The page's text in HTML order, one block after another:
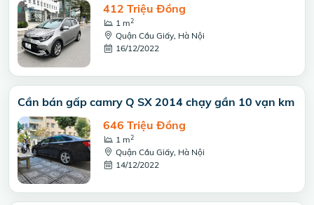
412 Triệu Đồng
1 m2
Quận Cầu Giấy, Hà Nội
16/12/2022
Cần bán gấp camry Q SX 2014 chạy gần 10 vạn km
646 Triệu Đồng
1 m2
Quận Cầu Giấy, Hà Nội
14/12/2022